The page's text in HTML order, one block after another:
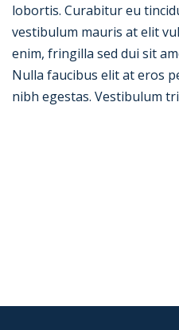
lobortis. Curabitur eu
vestibulum mauris at elit
enim, fringilla sed dui sit
Nulla faucibus elit at eros
nibh egestas. Vestibulum